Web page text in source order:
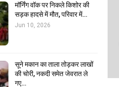
मॉर्निंग वॉक पर निकले किशोर की
सड़क हादसे में मौत, परिवार में…
Jun 10, 2026
सूने मकान का ताला तोड़कर लाखों
की चोरी, नकदी समेत जेवरात ले
गए…